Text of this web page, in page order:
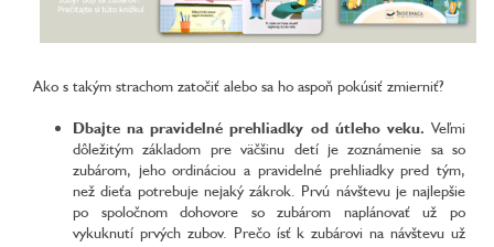
Ako s takým strachom zatočiť alebo sa ho aspoň pokúsiť zmierniť?
Dbajte na pravidelné prehliadky od útleho veku. Veľmi
dôležitým základom pre väčšinu detí je zoznámenie sa so
zubárom, jeho ordináciou a pravidelné prehliadky pred tým,
než dieťa potrebuje nejaký zákrok. Prvú návštevu je najlepšie
po spoločnom dohovore so zubárom naplánovať už po
vykuknutí prvých zubov. Prečo ísť k zubárovi na návštevu už